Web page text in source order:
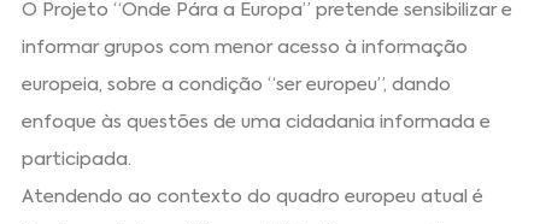
O Projeto “Onde Pára a Europa” pretende sensibilizar e
informar grupos com menor acesso à informação
europeia, sobre a condição “ser europeu”, dando
enfoque às questões de uma cidadania informada e
participada.
Atendendo ao contexto do quadro europeu atual é